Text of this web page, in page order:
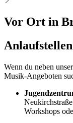
Vor Ort in
Wenn du neben
Musik-Angeboten
Workshops